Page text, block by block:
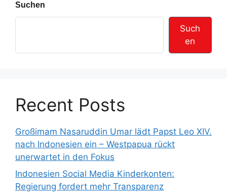
Suchen
Such
en
Recent Posts
Großimam Nasaruddin Umar lädt Papst Leo XIV.
nach Indonesien ein – Westpapua rückt
unerwartet in den Fokus
Indonesien Social Media Kinderkonten:
Regierung fordert mehr Transparenz